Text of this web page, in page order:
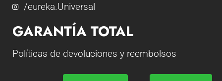
/eureka.Universal
GARANTÍA TOTAL
Políticas de devoluciones y reembolsos